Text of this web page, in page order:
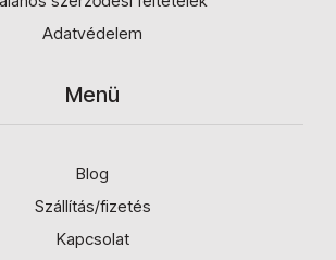
Adatvédelem
Menü
Blog
Szállítás/fizetés
Kapcsolat